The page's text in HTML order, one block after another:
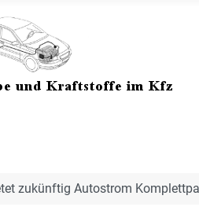
zukünftig Autostrom